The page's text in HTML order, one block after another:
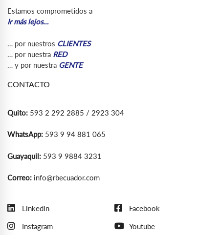
Estamos comprometidos a
Ir más lejos…
… por nuestros CLIENTES
… por nuestra RED
… y por nuestra GENTE
CONTACTO
Quito: 593 2 292 2885 / 2923 304
WhatsApp: 593 9 94 881 065
Guayaquil: 593 9 9884 3231
Correo: info@rbecuador.com
Linkedin Facebook
Instagram Youtube